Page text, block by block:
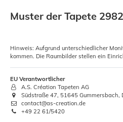
Muster der Tapete
Hinweis: Aufgrund unterschiedlicher
kommen. Die Raumbilder stellen ein
EU Verantwortlicher
A.S. Création Tapeten AG
Südstraße 47, 51645 Gummersbach,
contact@as-creation.de
+49 22 61/5420